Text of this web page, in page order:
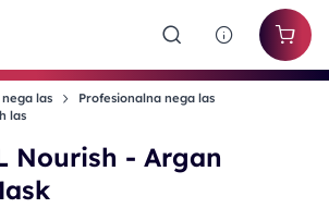
las
Profesionalna nega las
las
Nourish - Argan